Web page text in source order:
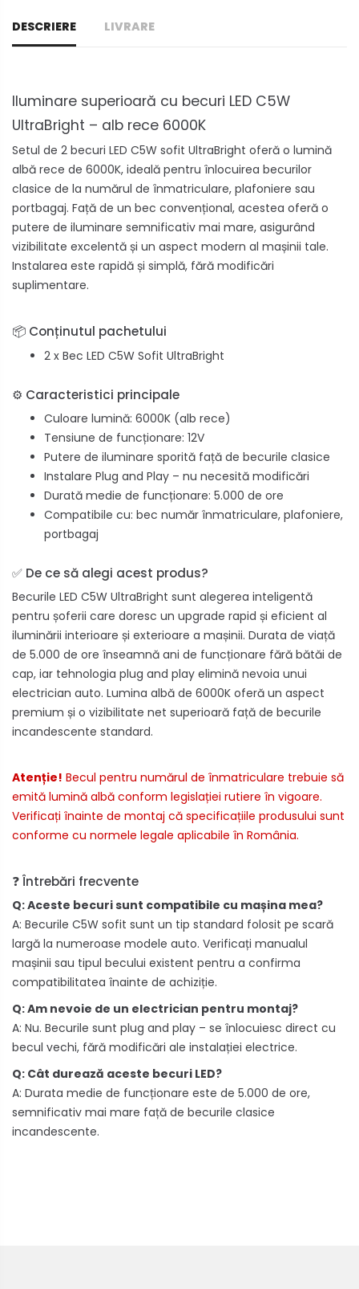
DESCRIERE LIVRARE
Iluminare superioară cu becuri LED C5W
UltraBright – alb rece 6000K
Setul de 2 becuri LED C5W sofit UltraBright oferă o lumină
albă rece de 6000K, ideală pentru înlocuirea becurilor
clasice de la numărul de înmatriculare, plafoniere sau
portbagaj. Față de un bec convențional, acestea oferă o
putere de iluminare semnificativ mai mare, asigurând
vizibilitate excelentă și un aspect modern al mașinii tale.
Instalarea este rapidă și simplă, fără modificări
suplimentare.
📦 Conținutul pachetului
2 x Bec LED C5W Sofit UltraBright
⚙️ Caracteristici principale
Culoare lumină: 6000K (alb rece)
Tensiune de funcționare: 12V
Putere de iluminare sporită față de becurile clasice
Instalare Plug and Play – nu necesită modificări
Durată medie de funcționare: 5.000 de ore
Compatibile cu: bec număr înmatriculare, plafoniere,
portbagaj
✅ De ce să alegi acest produs?
Becurile LED C5W UltraBright sunt alegerea inteligentă
pentru șoferii care doresc un upgrade rapid și eficient al
iluminării interioare și exterioare a mașinii. Durata de viață
de 5.000 de ore înseamnă ani de funcționare fără bătăi de
cap, iar tehnologia plug and play elimină nevoia unui
electrician auto. Lumina albă de 6000K oferă un aspect
premium și o vizibilitate net superioară față de becurile
incandescente standard.
Atenție! Becul pentru numărul de înmatriculare trebuie să
emită lumină albă conform legislației rutiere în vigoare.
Verificați înainte de montaj că specificațiile produsului sunt
conforme cu normele legale aplicabile în România.
❓ Întrebări frecvente
Q: Aceste becuri sunt compatibile cu mașina mea?
A: Becurile C5W sofit sunt un tip standard folosit pe scară
largă la numeroase modele auto. Verificați manualul
mașinii sau tipul becului existent pentru a confirma
compatibilitatea înainte de achiziție.
Q: Am nevoie de un electrician pentru montaj?
A: Nu. Becurile sunt plug and play – se înlocuiesc direct cu
becul vechi, fără modificări ale instalației electrice.
Q: Cât durează aceste becuri LED?
A: Durata medie de funcționare este de 5.000 de ore,
semnificativ mai mare față de becurile clasice
incandescente.